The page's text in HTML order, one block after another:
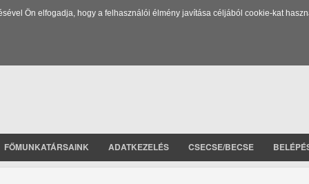
Ön elfogadja, hogy a felhasználói élmény javítása céljából cookie-kat
FŐMUNKATÁRSAINK ADATKEZELÉS CSECSE/BECSE